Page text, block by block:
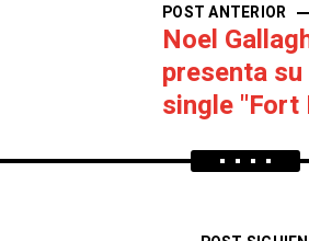
POST ANTERIOR
Noel
presenta
single "Fort